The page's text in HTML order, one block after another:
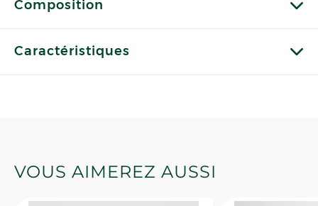
Composition
Caractéristiques
VOUS AIMEREZ AUSSI